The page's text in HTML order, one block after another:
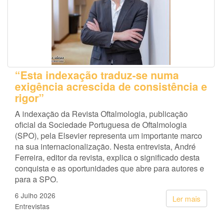
“Esta indexação traduz-se numa
exigência acrescida de consistência e
rigor”
A indexação da Revista Oftalmologia, publicação
oficial da Sociedade Portuguesa de Oftalmologia
(SPO), pela Elsevier representa um importante marco
na sua internacionalização. Nesta entrevista, André
Ferreira, editor da revista, explica o significado desta
conquista e as oportunidades que abre para autores e
para a SPO.
Ler mais
6 Julho 2026
Entrevistas